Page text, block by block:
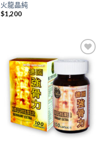
火龍晶純
$1,200
Add to
wishlist